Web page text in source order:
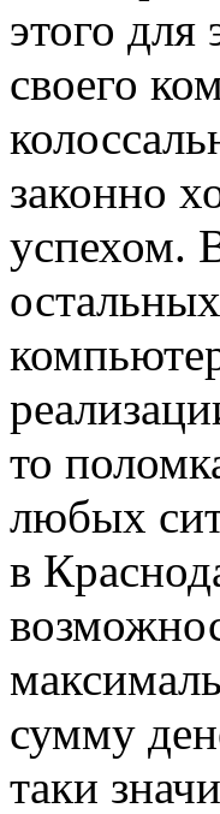
этого
своего
законно
успехом.
то
любых
в
сумму
таки